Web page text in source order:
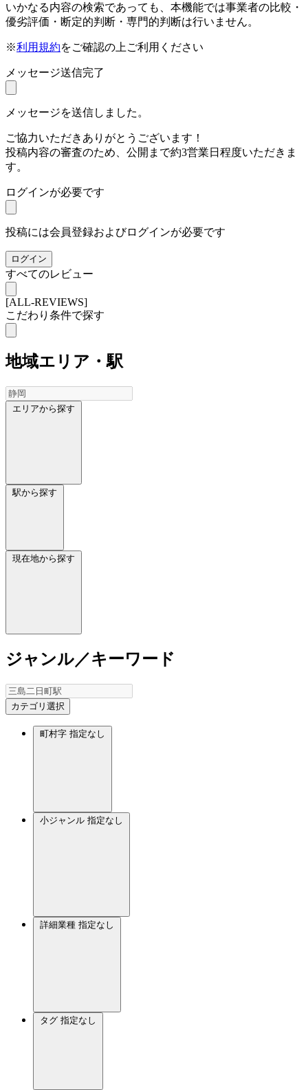
いかなる内容の検索であっても、本機能では事業者の比較・
優劣評価・断定的判断・専門的判断は行いません。
※利用規約をご確認の上ご利用ください
メッセージ送信完了
メッセージを送信しました。
ご協力いただきありがとうございます！
投稿内容の審査のため、公開まで約3営業日程度いただきま
す。
ログインが必要です
投稿には会員登録およびログインが必要です
ログイン
すべてのレビュー
[ALL-REVIEWS]
こだわり条件で探す
地域エリア・駅
エリアから探す
駅から探す
現在地から探す
ジャンル／キーワード
カテゴリ選択
町村字 指定なし
小ジャンル 指定なし
詳細業種 指定なし
タグ 指定なし